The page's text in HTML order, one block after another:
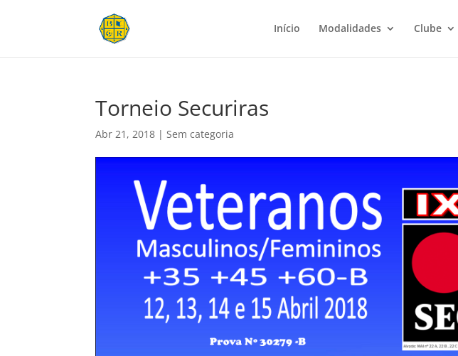
Início Modalidades Clube
Torneio Securiras
Abr 21, 2018 |Sem categoria